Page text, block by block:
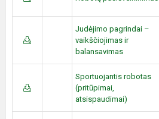
Judėjimo pagrindai –
vaikščiojimas ir
balansavimas
Sportuojantis robotas
(pritūpimai,
atsispaudimai)